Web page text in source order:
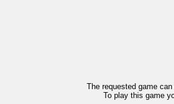
The requested game
To play this game